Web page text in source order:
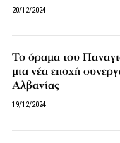
20/12/2024
Το όραμα του
μια νέα εποχή
Αλβανίας
19/12/2024